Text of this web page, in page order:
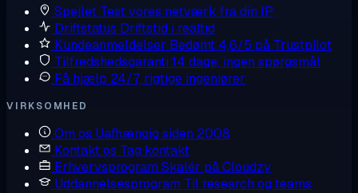
Spejlet Test vores netværk fra din IP
Driftstatus Driftstid i realtid
Kundeanmeldelser Bedømt 4,6/5 på Trustpilot
Tilfredshedsgaranti 14 dage, ingen spørgsmål
Få hjælp 24/7, rigtige ingeniører
VIRKSOMHED
Om os Uafhængig siden 2008
Kontakt os Tag kontakt
Erhvervsprogram Skalér på Cloudzy
Uddannelsesprogram Til research og teams